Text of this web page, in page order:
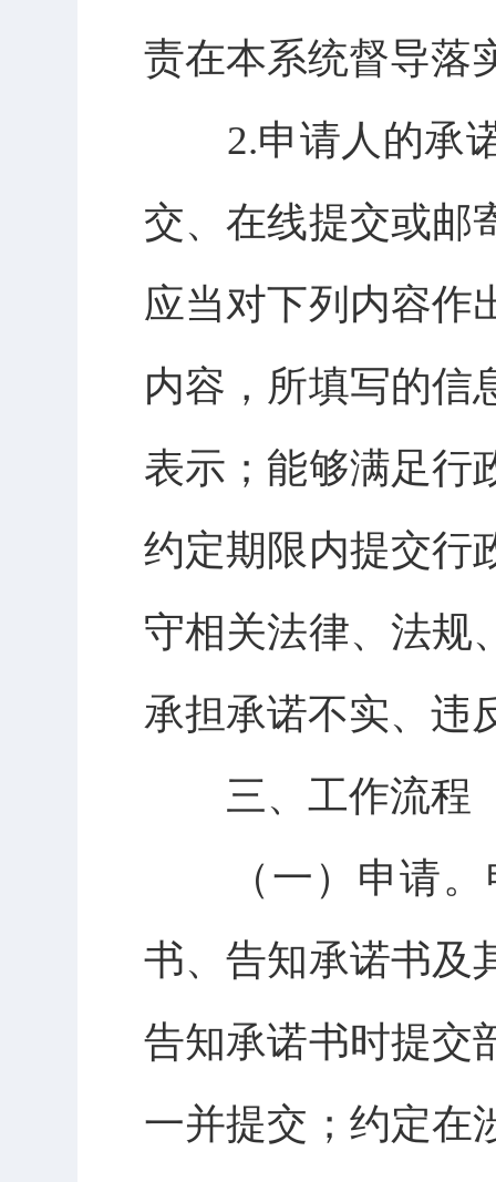
责在本系统督导落
2.申请人的承诺
交、在线提交或邮
应当对下列内容作
内容，所填写的信
表示；能够满足行
约定期限内提交行
守相关法律、法规
承担承诺不实、违
三、工作流程
（一）申请。
书、告知承诺书及
告知承诺书时提交
一并提交；约定在